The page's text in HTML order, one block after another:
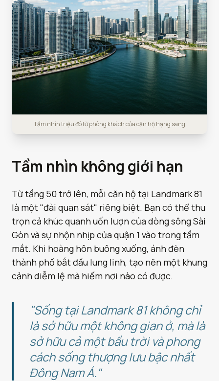
Tầm nhìn triệu đô từ phòng khách của căn hộ hạng sang
Tầm nhìn không giới hạn
Từ tầng 50 trở lên, mỗi căn hộ tại Landmark 81
là một "đài quan sát" riêng biệt. Bạn có thể thu
trọn cả khúc quanh uốn lượn của dòng sông Sài
Gòn và sự nhộn nhịp của quận 1 vào trong tầm
mắt. Khi hoàng hôn buông xuống, ánh đèn
thành phố bắt đầu lung linh, tạo nên một khung
cảnh diễm lệ mà hiếm nơi nào có được.
"Sống tại Landmark 81 không chỉ
là sở hữu một không gian ở, mà là
sở hữu cả một bầu trời và phong
cách sống thượng lưu bậc nhất
Đông Nam Á."